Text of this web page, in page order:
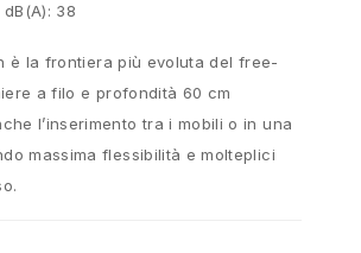
38
è la frontiera più evoluta del free-
a filo e profondità 60 cm
l’inserimento tra i mobili o in una
massima flessibilità e molteplici